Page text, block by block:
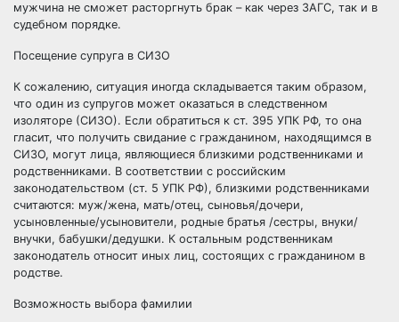
мужчина не сможет расторгнуть брак – как через ЗАГС, так и в
судебном порядке.
Посещение супруга в СИЗО
К сожалению, ситуация иногда складывается таким образом,
что один из супругов может оказаться в следственном
изоляторе (СИЗО). Если обратиться к ст. 395 УПК РФ, то она
гласит, что получить свидание с гражданином, находящимся в
СИЗО, могут лица, являющиеся близкими родственниками и
родственниками. В соответствии с российским
законодательством (ст. 5 УПК РФ), близкими родственниками
считаются: муж/жена, мать/отец, сыновья/дочери,
усыновленные/усыновители, родные братья /сестры, внуки/
внучки, бабушки/дедушки. К остальным родственникам
законодатель относит иных лиц, состоящих с гражданином в
родстве.
Возможность выбора фамилии